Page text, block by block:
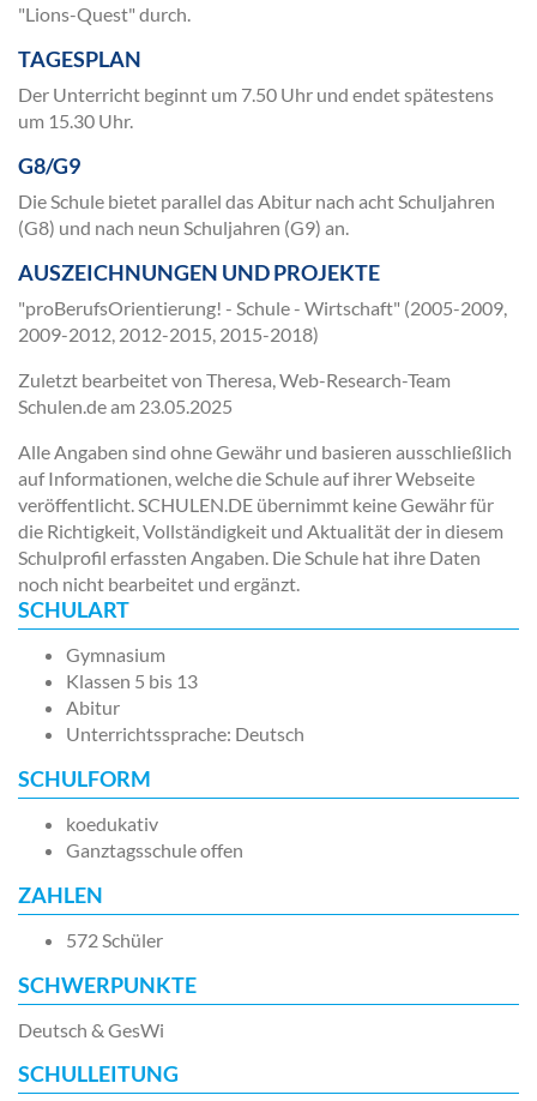
"Lions-Quest" durch.
TAGESPLAN
Der Unterricht beginnt um 7.50 Uhr und endet spätestens
um 15.30 Uhr.
G8/G9
Die Schule bietet parallel das Abitur nach acht Schuljahren
(G8) und nach neun Schuljahren (G9) an.
AUSZEICHNUNGEN UND PROJEKTE
"proBerufsOrientierung! - Schule - Wirtschaft" (2005-2009,
2009-2012, 2012-2015, 2015-2018)
Zuletzt bearbeitet von Theresa, Web-Research-Team
Schulen.de am 23.05.2025
Alle Angaben sind ohne Gewähr und basieren ausschließlich
auf Informationen, welche die Schule auf ihrer Webseite
veröffentlicht. SCHULEN.DE übernimmt keine Gewähr für
die Richtigkeit, Vollständigkeit und Aktualität der in diesem
Schulprofil erfassten Angaben. Die Schule hat ihre Daten
noch nicht bearbeitet und ergänzt.
SCHULART
Gymnasium
Klassen 5 bis 13
Abitur
Unterrichtssprache: Deutsch
SCHULFORM
koedukativ
Ganztagsschule offen
ZAHLEN
572 Schüler
SCHWERPUNKTE
Deutsch & GesWi
SCHULLEITUNG